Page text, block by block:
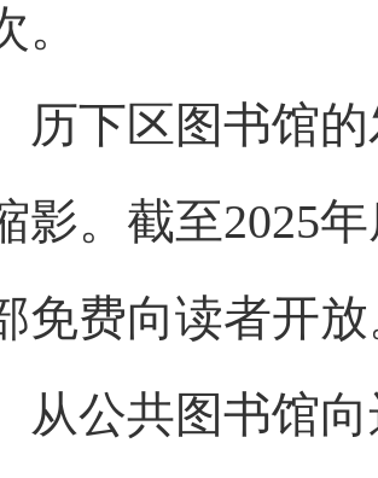
。
下区图书馆的
影。截至2025
免费向读者开
公共图书馆向